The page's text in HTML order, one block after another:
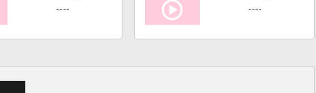
---- ----